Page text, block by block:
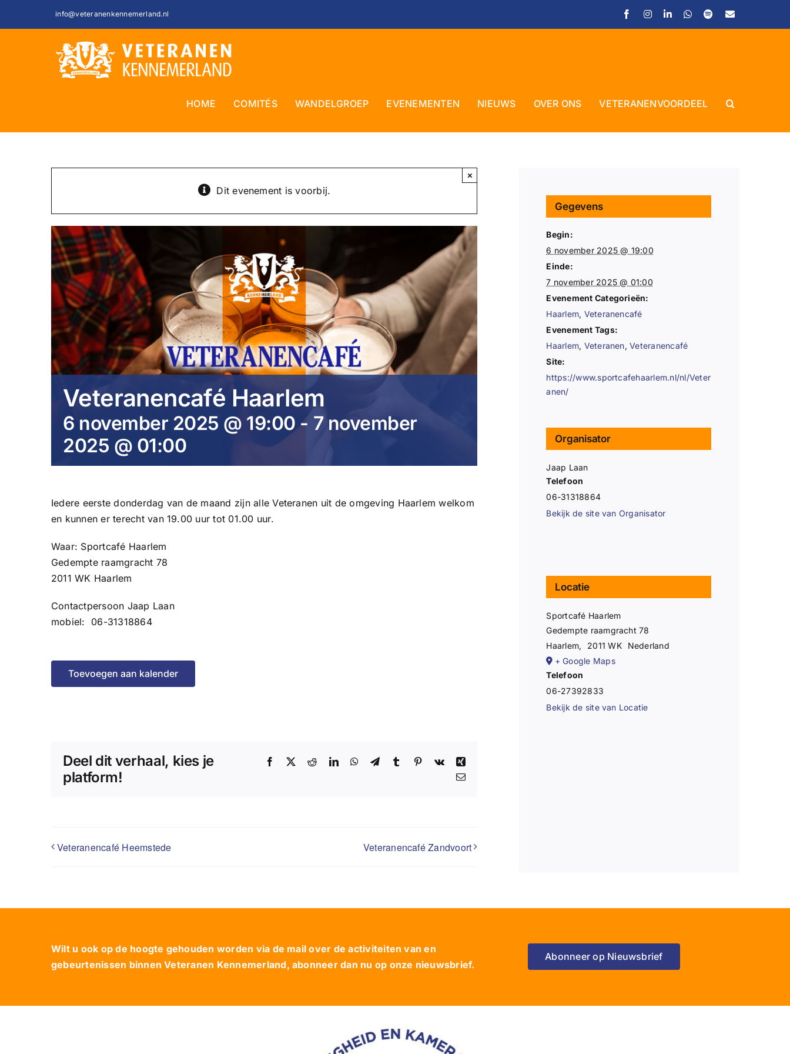
info@veteranenkennemerland.nl FacebookInstagramLinkedInWhatsApp
SpotifyE-
HOME COMITÉS WANDELGROEP EVENEMENTEN NIEUWS OVER ONS VETERANENVOORDEEL
Dit evenement is voorbij.
×
Veteranencafé Haarlem
6 november 2025 @ 19:00- 7 november
2025 @ 01:00
Iedere eerste donderdag van de maand zijn alle Veteranen uit de omgeving Haarlem welkom
en kunnen er terecht van 19.00 uur tot 01.00 uur.
Waar: Sportcafé Haarlem
Gedempte raamgracht 78
2011 WK Haarlem
Contactpersoon Jaap Laan
mobiel: 06-31318864
Toevoegen aan kalender
Deel dit verhaal, kies je
platform!
Facebook RedditLinkedInWhatsApp
TelegramTumblrPinterest
Vk
Xing
E-
Veteranencafé Heemstede Veteranencafé Zandvoort
Gegevens
Begin:
6 november 2025 @ 19:00
Einde:
7 november 2025 @ 01:00
Evenement Categorieën:
Haarlem, Veteranencafé
Evenement Tags:
Haarlem, Veteranen,Veteranencafé
Site:
https://www.sportcafehaarlem.nl/nl/Veter
anen/
Organisator
Jaap Laan
Telefoon
06-31318864
Bekijk de site van Organisator
Locatie
Sportcafé Haarlem
Gedempte raamgracht 78
Haarlem, 2011 WK
Nederland
+ Google Maps
Telefoon
06-27392833
Bekijk de site van Locatie
Wilt u ook op de hoogte gehouden worden via de mail over de activiteiten van en
gebeurtenissen binnen Veteranen Kennemerland, abonneer dan nu op onze nieuwsbrief.
Abonneer op Nieuwsbrief